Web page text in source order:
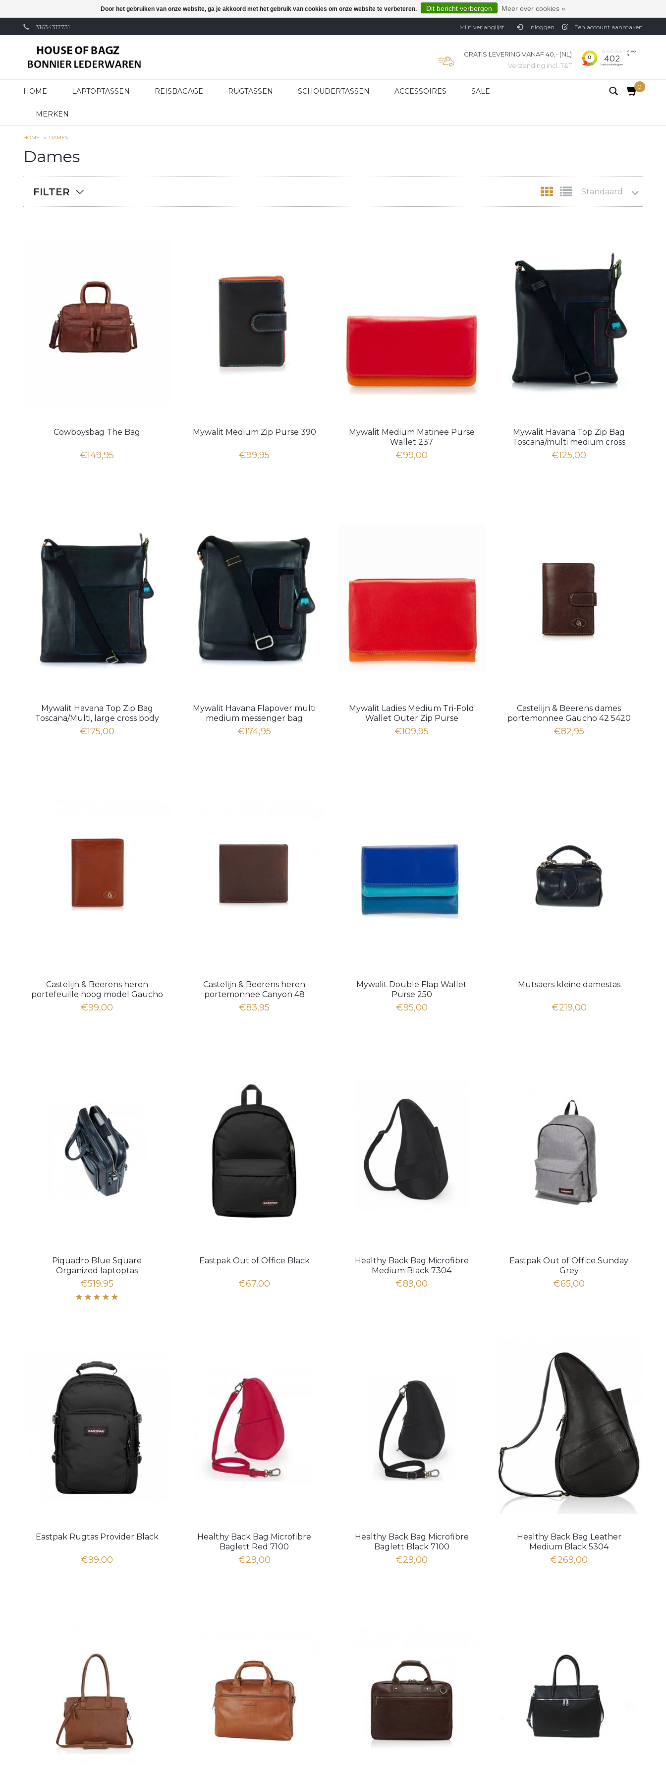
31634317731 Mijn verlanglijst Inloggen Een account aanmaken
GRATIS LEVERING VANAF 40,- (NL)
Verzending incl. T&T
HOME LAPTOPTASSEN REISBAGAGE RUGTASSEN SCHOUDERTASSEN ACCESSOIRES SALE
MERKEN
0
HOME DAMES
Dames
FILTER Standaard
Cowboysbag The Bag
€149,95
Mywalit Medium Zip Purse 390
€99,95
Mywalit Medium Matinee Purse
Wallet 237
€99,00
Mywalit Havana Top Zip Bag
Toscana/multi medium cross
body
€125,00
Mywalit Havana Top Zip Bag
Toscana/Multi, large cross body
€175,00
Mywalit Havana Flapover multi
medium messenger bag
€174,95
Mywalit Ladies Medium Tri-Fold
Wallet Outer Zip Purse
€109,95
Castelijn & Beerens dames
portemonnee Gaucho 42 5420
€82,95
Castelijn & Beerens heren
portefeuille hoog model Gaucho
42 5793
€99,00
Castelijn & Beerens heren
portemonnee Canyon 48
4902MO
€83,95
Mywalit Double Flap Wallet
Purse 250
€95,00
Mutsaers kleine damestas
€219,00
Piquadro Blue Square
Organized laptoptas
€519,95
Eastpak Out of Office Black
€67,00
Healthy Back Bag Microfibre
Medium Black 7304
€89,00
Eastpak Out of Office Sunday
Grey
€65,00
Eastpak Rugtas Provider Black
€99,00
Healthy Back Bag Microfibre
Baglett Red 7100
€29,00
Healthy Back Bag Microfibre
Baglett Black 7100
€29,00
Healthy Back Bag Leather
Medium Black 5304
€269,00
Door het gebruiken van onze website, ga je akkoord met het gebruik van cookies om onze website te verbeteren. Dit bericht verbergen Meer over cookies »